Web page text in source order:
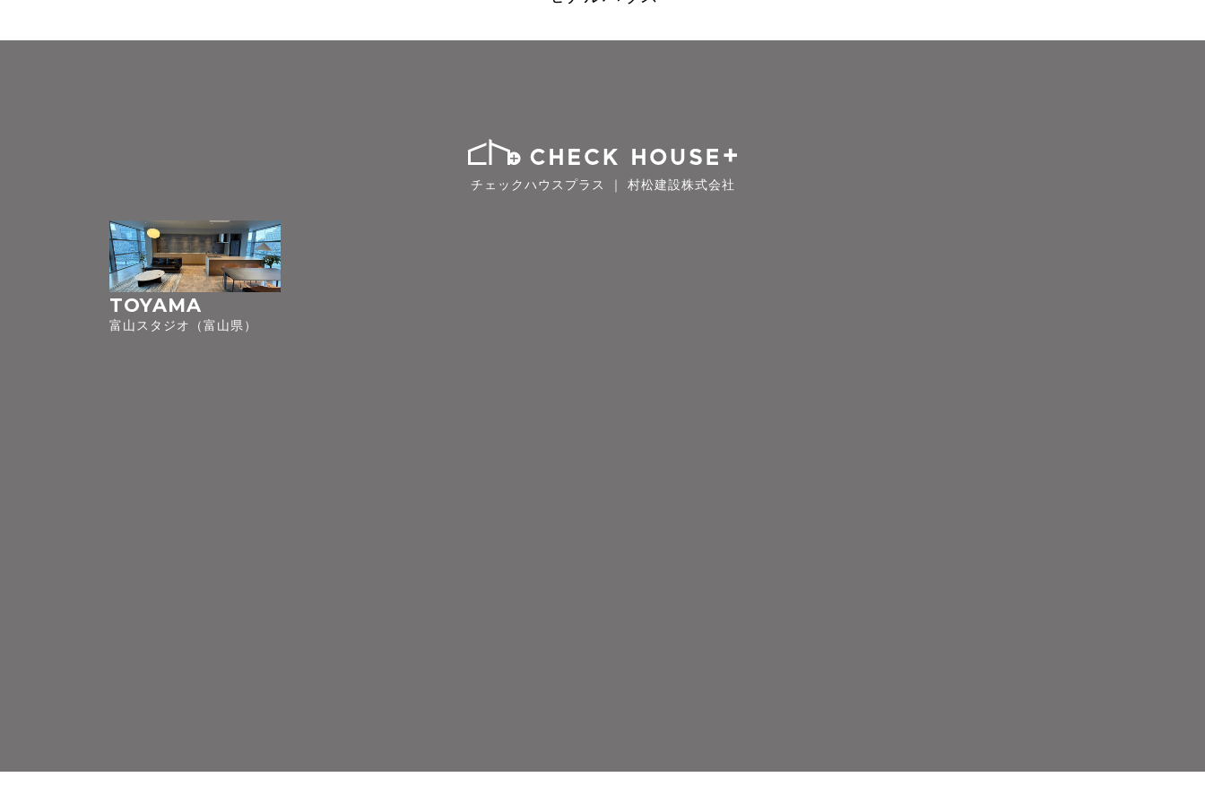
チェックハウスプラス ｜ 村松建設株式会社
TOYAMA
富山スタジオ（富山県）